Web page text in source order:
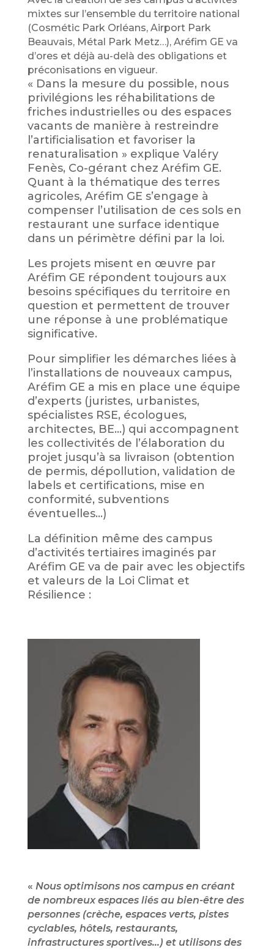
mixtes sur l’ensemble du territoire national
(Cosmétic Park Orléans, Airport Park
Beauvais, Métal Park Metz…), Aréfim GE va
d’ores et déjà au-delà des obligations et
préconisations en vigueur.
« Dans la mesure du possible, nous
privilégions les réhabilitations de
friches industrielles ou des espaces
vacants de manière à restreindre
l’artificialisation et favoriser la
renaturalisation » explique Valéry
Fenès, Co-gérant chez Aréfim GE.
Quant à la thématique des terres
agricoles, Aréfim GE s’engage à
compenser l’utilisation de ces sols en
restaurant une surface identique
dans un périmètre défini par la loi.
Les projets misent en œuvre par
Aréfim GE répondent toujours aux
besoins spécifiques du territoire en
question et permettent de trouver
une réponse à une problématique
significative.
Pour simplifier les démarches liées à
l’installations de nouveaux campus,
Aréfim GE a mis en place une équipe
d’experts (juristes, urbanistes,
spécialistes RSE, écologues,
architectes, BE…) qui accompagnent
les collectivités de l’élaboration du
projet jusqu’à sa livraison (obtention
de permis, dépollution, validation de
labels et certifications, mise en
conformité, subventions
éventuelles…)
La définition même des campus
d’activités tertiaires imaginés par
Aréfim GE va de pair avec les objectifs
et valeurs de la Loi Climat et
Résilience :
« Nous optimisons nos campus en créant
de nombreux espaces liés au bien-être des
personnes (crèche, espaces verts, pistes
cyclables, hôtels, restaurants,
infrastructures sportives…) et utilisons des